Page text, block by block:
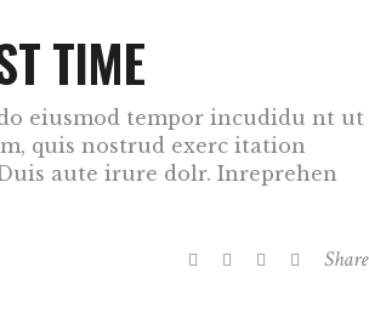
TIME
eiusmod tempor incudidu nt ut
quis nostrud exerc itation
aute irure dolr. Inreprehen
Share